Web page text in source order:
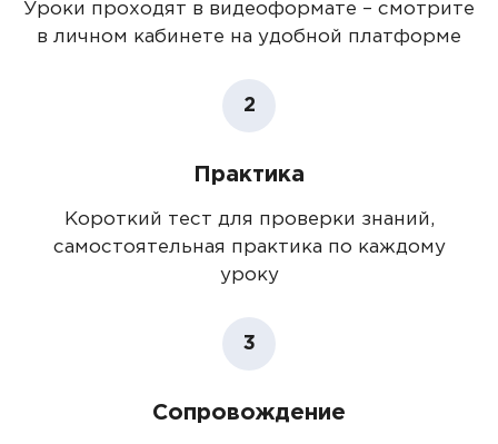
Уроки проходят в видеоформате – смотрите
в личном кабинете на удобной платформе
2
Практика
Короткий тест для проверки знаний,
самостоятельная практика по каждому
уроку
3
Сопровождение